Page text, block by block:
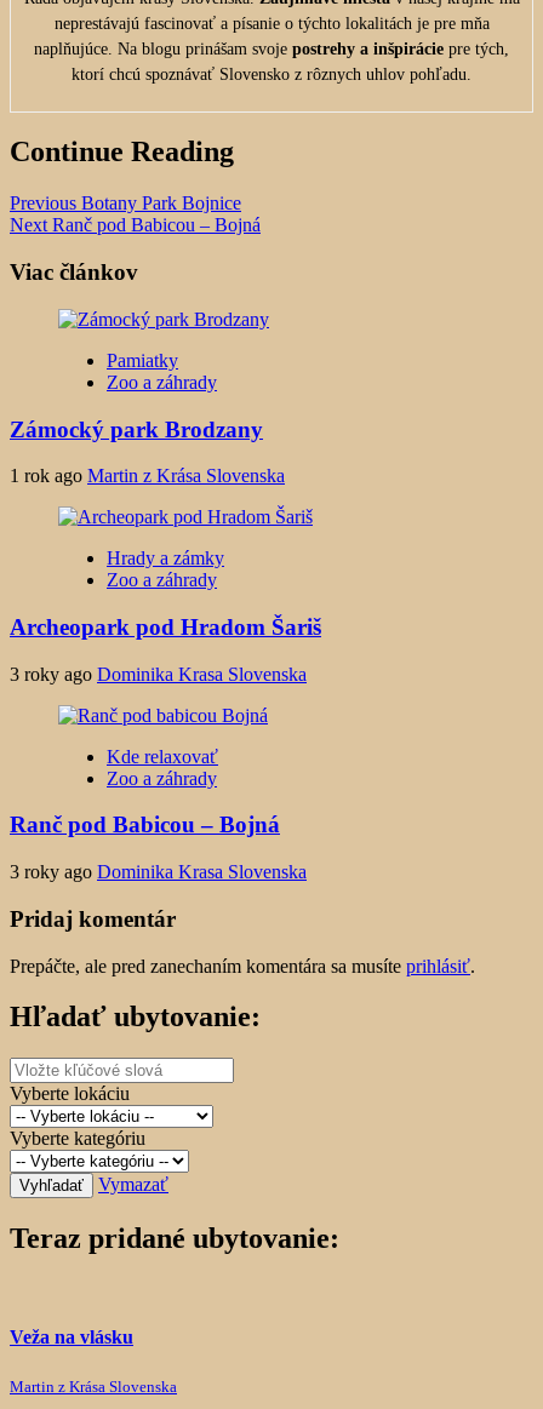
neprestávajú fascinovať a písanie o týchto lokalitách je pre mňa
naplňujúce. Na blogu prinášam svoje postrehy a inšpirácie pre tých,
ktorí chcú spoznávať Slovensko z rôznych uhlov pohľadu.
Continue Reading
Previous Botany Park Bojnice
Next Ranč pod Babicou – Bojná
Viac článkov
Pamiatky
Zoo a záhrady
Zámocký park Brodzany
1 rok ago Martin z Krása Slovenska
Hrady a zámky
Zoo a záhrady
Archeopark pod Hradom Šariš
3 roky ago Dominika Krasa Slovenska
Kde relaxovať
Zoo a záhrady
Ranč pod Babicou – Bojná
3 roky ago Dominika Krasa Slovenska
Pridaj komentár
Prepáčte, ale pred zanechaním komentára sa musíte prihlásiť.
Hľadať ubytovanie:
Vyberte lokáciu
Vyberte kategóriu
Vyhľadať Vymazať
Teraz pridané ubytovanie:
Veža na vlásku
Martin z Krása Slovenska